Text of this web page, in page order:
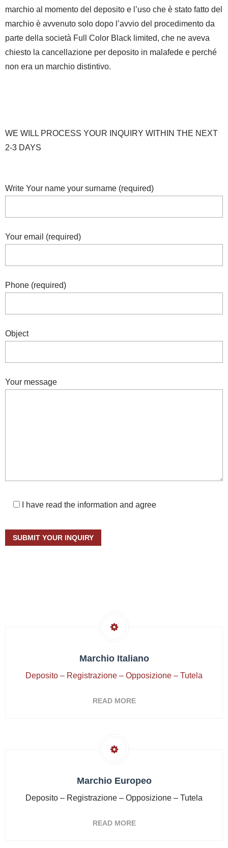
marchio al momento del deposito e l’uso che è stato fatto del
marchio è avvenuto solo dopo l’avvio del procedimento da
parte della società Full Color Black limited, che ne aveva
chiesto la cancellazione per deposito in malafede e perché
non era un marchio distintivo.
WE WILL PROCESS YOUR INQUIRY WITHIN THE NEXT
2-3 DAYS
Write Your name your surname (required)
Your email (required)
Phone (required)
Object
Your message
I have read the information and agree
Marchio Italiano
Deposito – Registrazione – Opposizione – Tutela
READ MORE
Marchio Europeo
Deposito – Registrazione – Opposizione – Tutela
READ MORE